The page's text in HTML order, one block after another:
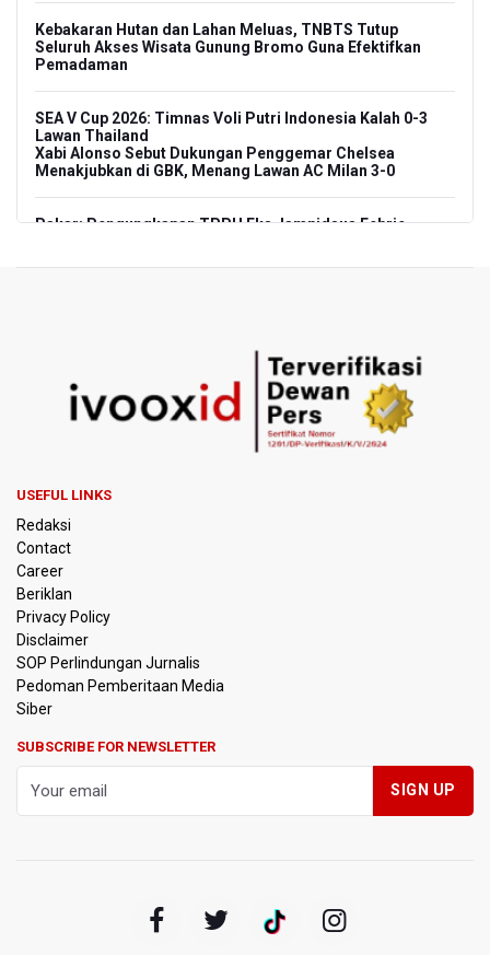
Kebakaran Hutan dan Lahan Meluas, TNBTS Tutup
Seluruh Akses Wisata Gunung Bromo Guna Efektifkan
Pemadaman
SEA V Cup 2026: Timnas Voli Putri Indonesia Kalah 0-3
Lawan Thailand
Xabi Alonso Sebut Dukungan Penggemar Chelsea
Menakjubkan di GBK, Menang Lawan AC Milan 3-0
Pakar: Pengungkapan TPPU Eks Jampidsus Febrie
BPIP: Satu Siswa Sekolah Rakyat Jadi Calon Paskibraka
Nasional
Kemarau Panjang, BNPB Minta Kalbar Tinjau Perda Bakar
Sekolah Rakyat Tahun 2027
Pemprov DKI Jakarta Pastikan Data Pajak dan Aset
Daerah Aman dari Kebakaran Bapenda
Pertumbuhan Ekonomi 5,3 Persen Belum Cukup
Dongkrak Optimisme Pasar, Ekonom Sebut Investor
Masih Selektif
Anggota DPR Desak Polisi Usut Tuntas Temuan Ratusan
Senjata di Sekolah Swasta Jakarta Selatan
Amnesty International Kecam Penangkapan Dua
Febrie Adriansyah Dicecar Puluhan Pertanyaan Saat
USEFUL LINKS
Redaksi
Contact
Career
Beriklan
Privacy Policy
Disclaimer
SOP Perlindungan Jurnalis
Pedoman Pemberitaan Media
Siber
SUBSCRIBE FOR NEWSLETTER